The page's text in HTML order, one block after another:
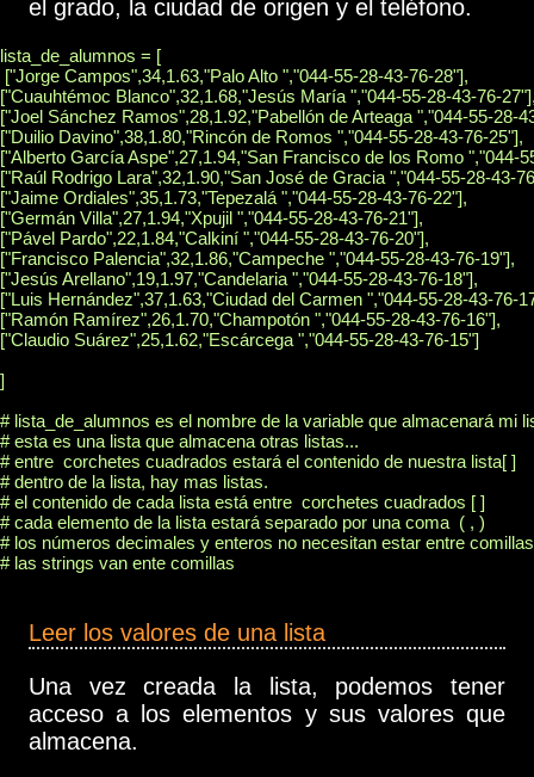
el grado, la ciudad de origen y el teléfono.
lista_de_alumnos = [
["Jorge Campos",34,1.63,"Palo Alto ","044-55-28-43-76-28"],
["Cuauhtémoc Blanco",32,1.68,"Jesús María ","044-55-28-43-76-
["Joel Sánchez Ramos",28,1.92,"Pabellón de Arteaga ","044-55-28-
["Duilio Davino",38,1.80,"Rincón de Romos ","044-55-28-43-76-25"],
["Alberto García Aspe",27,1.94,"San Francisco de los Romo ","044-
["Raúl Rodrigo Lara",32,1.90,"San José de Gracia ","044-55-28-43-
["Jaime Ordiales",35,1.73,"Tepezalá ","044-55-28-43-76-22"],
["Germán Villa",27,1.94,"Xpujil ","044-55-28-43-76-21"],
["Pável Pardo",22,1.84,"Calkiní ","044-55-28-43-76-20"],
["Francisco Palencia",32,1.86,"Campeche ","044-55-28-43-76-19"],
["Jesús Arellano",19,1.97,"Candelaria ","044-55-28-43-76-18"],
["Luis Hernández",37,1.63,"Ciudad del Carmen ","044-55-28-43-76-
["Ramón Ramírez",26,1.70,"Champotón ","044-55-28-43-76-16"],
["Claudio Suárez",25,1.62,"Escárcega ","044-55-28-43-76-15"]
]
# lista_de_alumnos es el nombre de la variable que almacenará mi
# esta es una lista que almacena otras listas...
# entre  corchetes cuadrados estará el contenido de nuestra lista[ ]
# dentro de la lista, hay mas listas.
# el contenido de cada lista está entre  corchetes cuadrados [ ]
# cada elemento de la lista estará separado por una coma  ( , )
# los números decimales y enteros no necesitan estar entre comillas
# las strings van ente comillas
Leer los valores de una lista
Una vez creada la lista, podemos tener
acceso a los elementos y sus valores que
almacena.